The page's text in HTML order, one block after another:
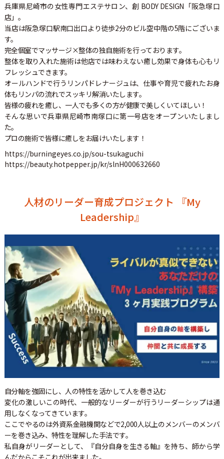
兵庫県尼崎市の女性専門エステサロン、創 BODY DESIGN「阪急塚口
店」。
当店は阪急塚口駅南口出口より徒歩2分のビル空中階の5階にございま
す。
完全個室でマッサージ×整体の独自施術を行っております。
整体を取り入れた施術は他店では味わえない癒し効果で身体も心もリ
フレッシュできます。
オールハンドで行うリンパドレナージュは、仕事や育児で疲れたお身
体もリンパの流れでスッキリ解消いたします。
皆様の疲れを癒し、一人でも多くの方が健康で美しくいてほしい！
そんな思いで兵車県尼崎市南塚口に第一号店をオープンいたしまし
た。
プロの施術で皆様に癒しをお届けいたします！
https://burningeyes.co.jp/sou-tsukaguchi
https://beauty.hotpepper.jp/kr/slnH000632660
人材のリーダー育成プロジェクト 『My
Leadership』
自分軸を強固にし、人の特性を活かして人を巻き込む
変化の激しいこの時代、一般的なリーダーが行うリーダーシップは通
用しなくなってきています。
ここでやるのは外資系金融機関などで2,000人以上のメンバーのメンバ
ーを巻き込み、特性を理解した手法です。
私自身がリーダーとして、『自分自身を生きる軸』を持ち、師から学
んだからこそこれが出来ました。